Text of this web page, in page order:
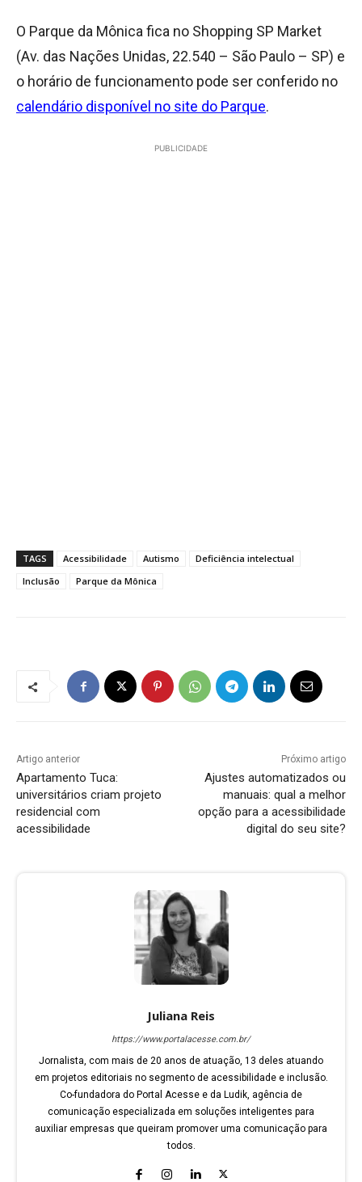
O Parque da Mônica fica no Shopping SP Market
(Av. das Nações Unidas, 22.540 – São Paulo – SP) e
o horário de funcionamento pode ser conferido no
calendário disponível no site do Parque.
PUBLICIDADE
TAGS Acessibilidade Autismo
Deficiência intelectual
Inclusão
Parque da Mônica
Artigo anterior
Apartamento Tuca:
universitários criam projeto
residencial com
acessibilidade
Próximo artigo
Ajustes automatizados ou
manuais: qual a melhor
opção para a acessibilidade
digital do seu site?
Juliana Reis
https://www.portalacesse.com.br/
Jornalista, com mais de 20 anos de atuação, 13 deles atuando
em projetos editoriais no segmento de acessibilidade e inclusão.
Co-fundadora do Portal Acesse e da Ludik, agência de
comunicação especializada em soluções inteligentes para
auxiliar empresas que queiram promover uma comunicação para
todos.